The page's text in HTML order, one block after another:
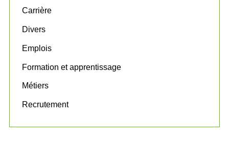
o
:
Carrière
Divers
Emplois
Formation et apprentissage
Métiers
Recrutement